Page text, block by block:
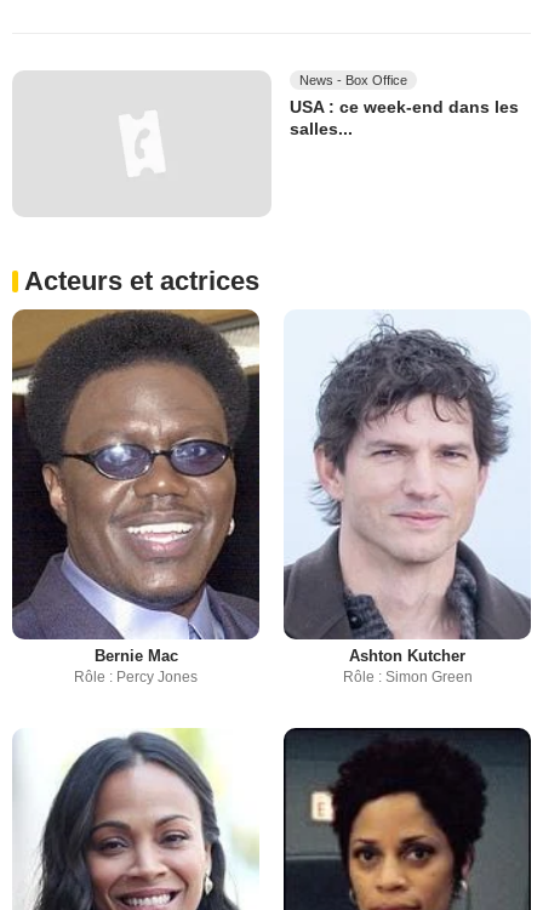
News - Box Office
USA : ce week-end dans les
salles...
Acteurs et actrices
Bernie Mac
Rôle : Percy Jones
Ashton Kutcher
Rôle : Simon Green